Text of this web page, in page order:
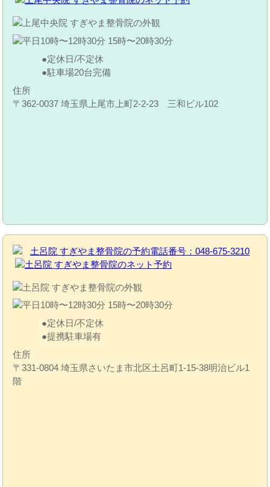
定休日/不定休
駐車場20台完備
住所
〒362-0037 埼玉県上尾市上町2-2-23 三和ビル102
定休日/不定休
提携駐車場有
住所
〒331-0804 埼玉県さいたま市北区土呂町1-15-38明治ビル1
階